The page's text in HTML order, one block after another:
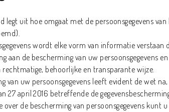
legt uit hoe omgaat met de persoonsgegevens
wordt elke vorm van informatie
aan de bescherming van uw persoonsgegevens
rechtmatige, behoorlijke en transparante wijze.
van uw persoonsgegevens leeft evident de wet
27 april 2016 betreffende de
over de bescherming van persoonsgegevens kunt